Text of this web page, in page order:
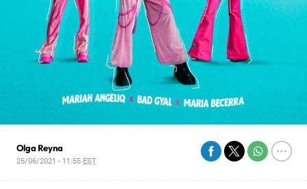
Olga Reyna
25/06/2021 - 11:55 EST